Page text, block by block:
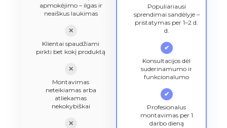
apmokėjimo – ilgas ir
neaiškus laukimas
✕
Klientai spaudžiami
pirkti bet kokį produktą
✕
Montavimas
neteikiamas arba
atliekamas
nekokybiškai
✕
Populiariausi
sprendimai sandėlyje –
pristatymas per 1–2 d.
d.
✔
Konsultacijos dėl
suderinamumo ir
funkcionalumo
✔
Profesionalus
montavimas per 1
darbo dieną